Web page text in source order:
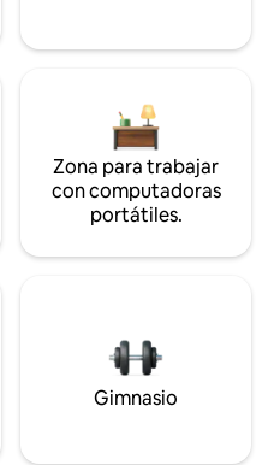
Zona para trabajar
con computadoras
portátiles.
Gimnasio